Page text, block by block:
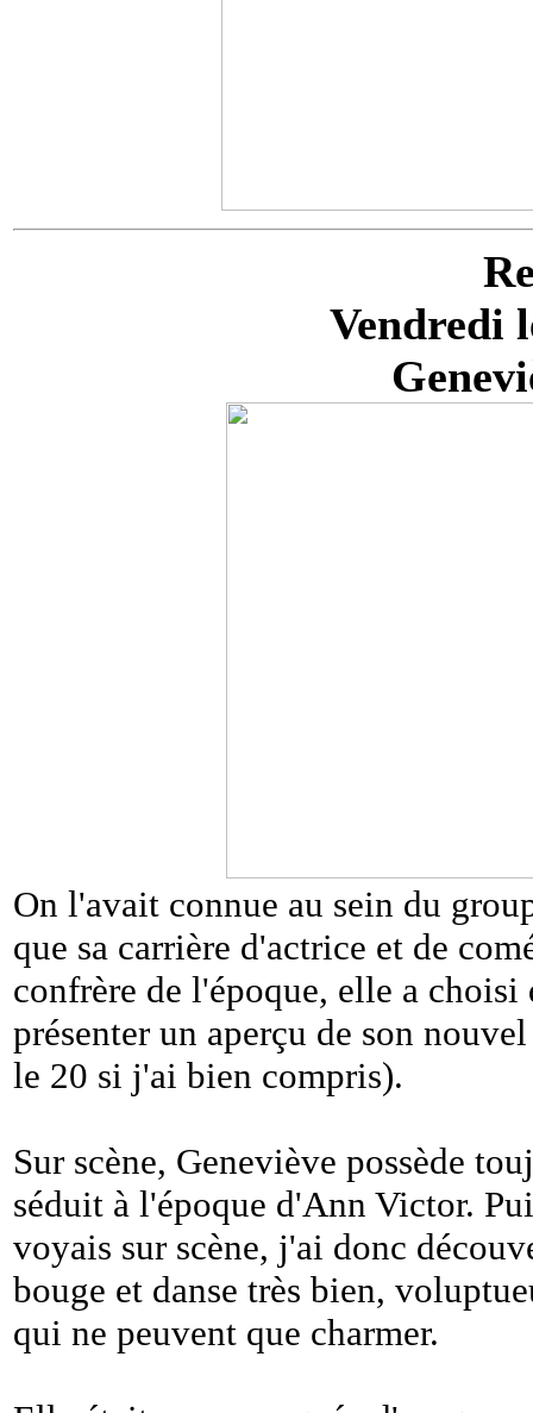
Vendredi
On l'avait connue au sein du
que sa carrière d'actrice et de
confrère de l'époque, elle a
présenter un aperçu de son
le 20 si j'ai bien compris).
Sur scène, Geneviève possède
séduit à l'époque d'Ann Victor.
voyais sur scène, j'ai donc
bouge et danse très bien,
qui ne peuvent que charmer.